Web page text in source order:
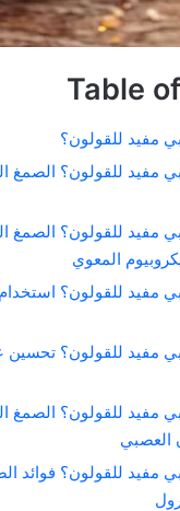
Table
مفيد للقولون؟
مفيد للقولون؟ الصمغ
مفيد للقولون؟ الصمغ
المعوي
مفيد للقولون؟
مفيد للقولون؟ تحسين
مفيد للقولون؟ الصمغ
العصبي
مفيد للقولون؟ فوائد